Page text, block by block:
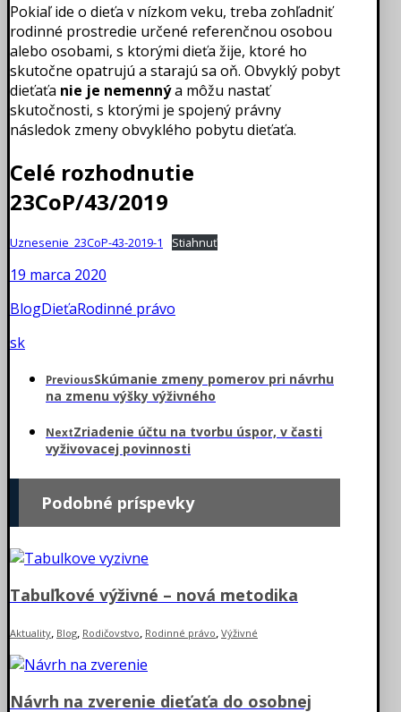
Pokiaľ ide o dieťa v nízkom veku, treba zohľadniť
rodinné prostredie určené referenčnou osobou
alebo osobami, s ktorými dieťa žije, ktoré ho
skutočne opatrujú a starajú sa oň. Obvyklý pobyt
dieťaťa nie je nemennýa môžu nastať
skutočnosti, s ktorými je spojený právny
následok zmeny obvyklého pobytu dieťaťa.
Celé rozhodnutie
23CoP/43/2019
Uznesenie_23CoP-43-2019-1 Stiahnuť
19 marca 2020
BlogDieťaRodinné právo
sk
PreviousSkúmanie zmeny pomerov pri návrhu
na zmenu výšky výživného
NextZriadenie účtu na tvorbu úspor, v časti
vyživovacej povinnosti
Podobné príspevky
Tabuľkové výživné – nová metodika
Aktuality Blog Rodičovstvo Rodinné právo Výživné
Návrh na zverenie dieťaťa do osobnej